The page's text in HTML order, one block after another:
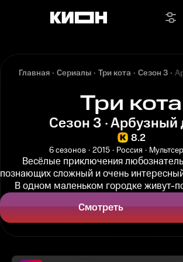
Главная Сериалы Три кота Сезон 3
Три кота
Сезон 3 · Арбузный
8.2
6 сезонов 2015 Россия
Весёлые приключения
познающих сложный и очень
В одном маленьком городке живут-
Коржик, его брат Компот
Смотреть